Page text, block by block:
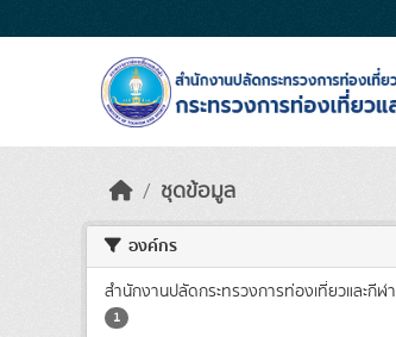
ชุดข้อมูล
องค์กร
สำนักงานปลัดกระทรวงการท่องเที่ยวและกีฬา
1